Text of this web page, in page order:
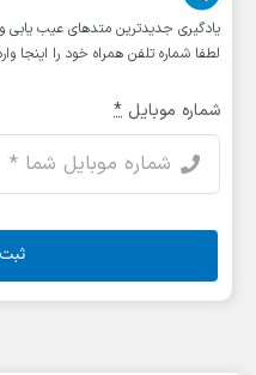
یادگیری جدیدترین متد‌های عیب یابی‌ و
لطفا شماره تلفن همراه خود را اینجا
شماره موبایل *